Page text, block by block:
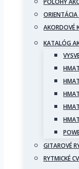
POLOHY
AKORDOVÉ
KATALÓG
GITAROVÉ
RYTMICKÉ